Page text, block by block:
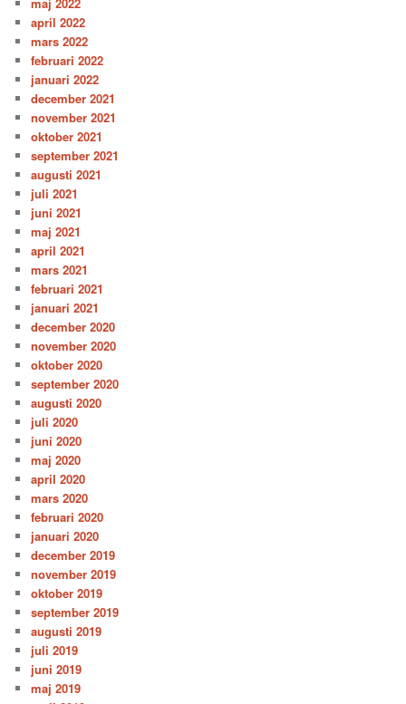
maj 2022
april 2022
mars 2022
februari 2022
januari 2022
december 2021
november 2021
oktober 2021
september 2021
augusti 2021
juli 2021
juni 2021
maj 2021
april 2021
mars 2021
februari 2021
januari 2021
december 2020
november 2020
oktober 2020
september 2020
augusti 2020
juli 2020
juni 2020
maj 2020
april 2020
mars 2020
februari 2020
januari 2020
december 2019
november 2019
oktober 2019
september 2019
augusti 2019
juli 2019
juni 2019
maj 2019